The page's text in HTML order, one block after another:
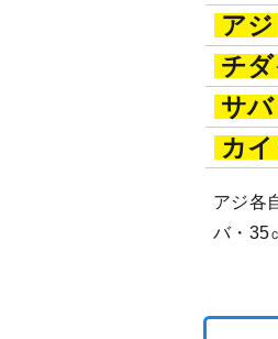
アジ
チダ
サバ
カ
アジ各
バ・35